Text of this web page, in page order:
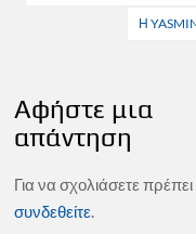
Η
Αφήστε μια
απάντηση
Για να σχολιάσετε
συνδεθείτε.